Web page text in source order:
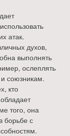
атак.
духов,
выполнять
ослеплять
и союзникам.
кто
того, она
борьбе с